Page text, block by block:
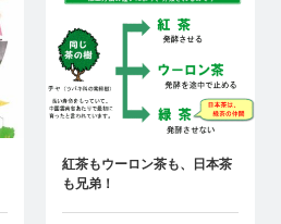
紅茶もウーロン茶も、日本茶
も兄弟！